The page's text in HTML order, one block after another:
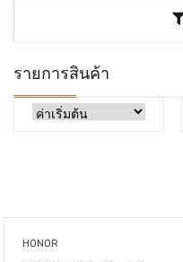
รายการสินค้า
HONOR